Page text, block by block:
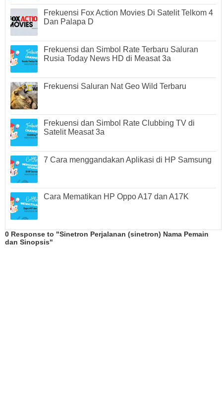
Frekuensi Fox Action Movies Di Satelit Telkom 4
Dan Palapa D
Frekuensi dan Simbol Rate Terbaru Saluran
Rusia Today News HD di Measat 3a
Frekuensi Saluran Nat Geo Wild Terbaru
Frekuensi dan Simbol Rate Clubbing TV di
Satelit Measat 3a
7 Cara menggandakan Aplikasi di HP Samsung
Cara Mematikan HP Oppo A17 dan A17K
0 Response to "Sinetron Perjalanan (sinetron) Nama Pemain
dan Sinopsis"